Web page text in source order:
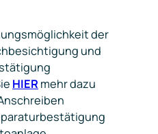
der
und
HIER mehr dazu